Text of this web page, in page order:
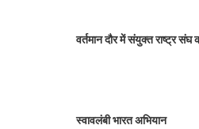
वर्तमान दौर में संयुक्त राष्ट्र संघ
स्वावलंबी भारत अभियान